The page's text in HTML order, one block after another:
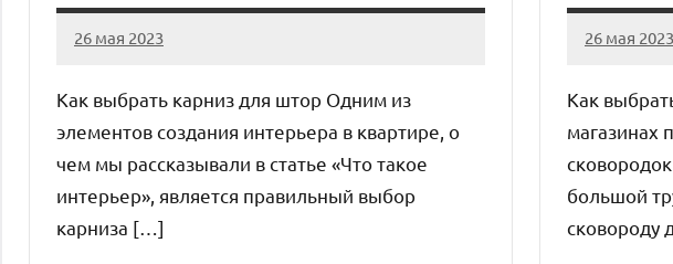
26 мая 2023
organic63_ru
Нет
Как выбрать карниз для штор Одним из
элементов создания интерьера в квартире, о
чем мы рассказывали в статье «Что такое
интерьер», является правильный выбор
карниза […]
26 мая 2023
organic63_ru
Нет
Как
магазинах
большой
сковороду